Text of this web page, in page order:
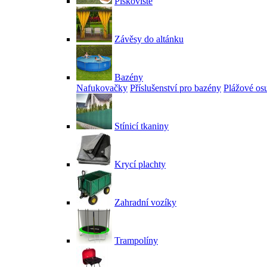
Závěsy do altánku
Bazény
Nafukovačky Příslušenství pro bazény Plážové
Stínicí tkaniny
Krycí plachty
Zahradní vozíky
Trampolíny